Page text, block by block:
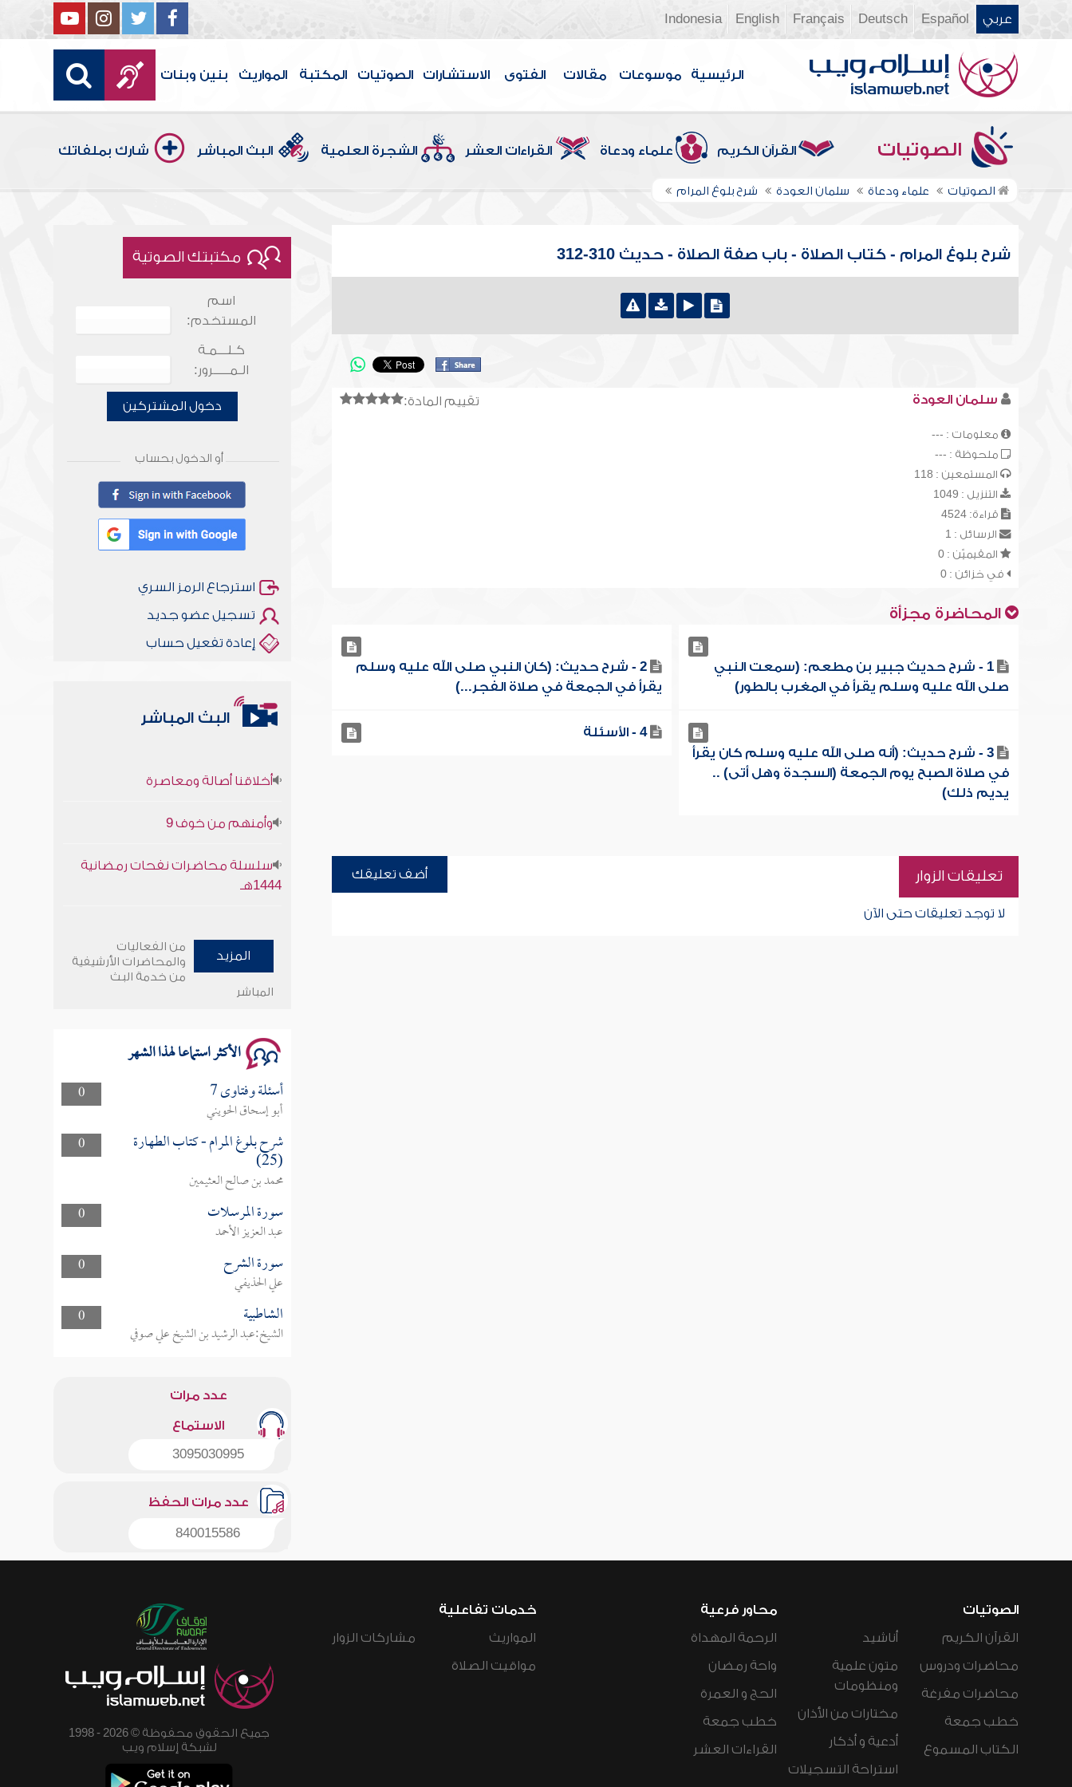
عربي Español
Deutsch
Français
English
Indonesia
الرئيسية موسوعات مقالات الفتوى الاستشارات الصوتيات المكتبة المواريث بنين وبنات
الصوتيات القرآن الكريم علماء ودعاة القراءات العشر الشجرة العلمية البث المباشر شارك بملفاتك
الصوتيات علماء ودعاة سلمان العودة شرح بلوغ المرام
شرح بلوغ المرام - كتاب الصلاة - باب صفة الصلاة - حديث 310-312
تقييم المادة: سلمان العودة
معلومات : ---
ملحوظة : ---
المستمعين : 118
التنزيل : 1049
قراءة: 4524
الرسائل : 1
المقيميّن : 0
في خزائن : 0
المحاضرة مجزأة
1 - شرح حديث جبير بن مطعم: (سمعت النبي
صلى الله عليه وسلم يقرأ في المغرب بالطور)
2 - شرح حديث: (كان النبي صلى الله عليه وسلم
يقرأ في الجمعة في صلاة الفجر...)
3 - شرح حديث: (أنه صلى الله عليه وسلم كان يقرأ
في صلاة الصبح يوم الجمعة (السجدة وهل أتى) ..
يديم ذلك)
4 - الأسئلة
تعليقات الزوار أضف تعليقك
لا توجد تعليقات حتى الآن
مكتبتك الصوتية
اسم
المستخدم:
كـلـــمـة
الـمـــــرور:
دخول المشتركين
أو الدخول بحساب
استرجاع الرمز السري
تسجيل عضو جديد
إعادة تفعيل حساب
البث المباشر
1444هـ
وأمنهم من خوف 9
المزيد
من الفعاليات
والمحاضرات الأرشيفية
من خدمة البث
المباشر
الأكثر استماعا لهذا الشهر
0 أسئلة وفتاوى 7
أبو إسحاق الحويني
0
شرح بلوغ المرام - كتاب الطهارة
(25)
محمد بن صالح العثيمين
0
سورة المرسلات
عبد العزيز الأحمد
0
سورة الشرح
علي الحذيفي
0
الشاطبية
الشيخ:عبد الرشيد بن الشيخ علي صوفي
عدد مرات
الاستماع
3095030995
عدد مرات الحفظ
840015586
الصوتيات
القرآن الكريم
محاضرات ودروس
محاضرات مفرغة
خطب جمعة
الكتاب المسموع
أناشيد
متون علمية
ومنظومات
مختارات من الأذان
أدعية و أذكار
استراحة التسجيلات
محاور فرعية
الرحمة المهداة
واحة رمضان
الحج و العمرة
خطب جمعة
القراءات العشر
خدمات تفاعلية
المواريث
مواقيت الصلاة
مشاركات الزوار
جميع الحقوق محفوظة © 2026 - 1998
لشبكة إسلام ويب